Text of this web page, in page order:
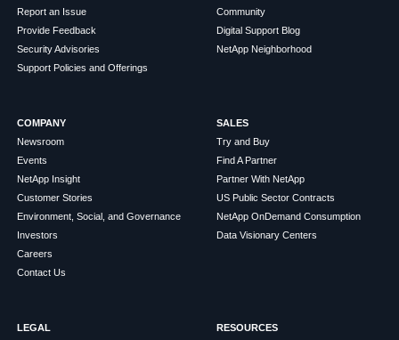
Report an Issue
Provide Feedback
Security Advisories
Support Policies and Offerings
Community
Digital Support Blog
NetApp Neighborhood
COMPANY
Newsroom
Events
NetApp Insight
Customer Stories
Environment, Social, and Governance
Investors
Careers
Contact Us
SALES
Try and Buy
Find A Partner
Partner With NetApp
US Public Sector Contracts
NetApp OnDemand Consumption
Data Visionary Centers
LEGAL
RESOURCES